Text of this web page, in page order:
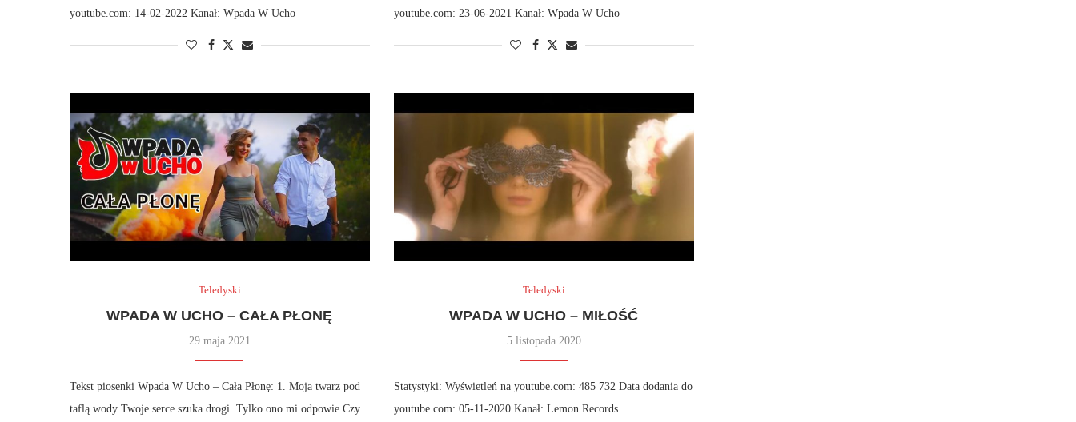
youtube.com: 14-02-2022 Kanał: Wpada W Ucho
youtube.com: 23-06-2021 Kanał: Wpada W Ucho
Teledyski
WPADA W UCHO – CAŁA PŁONĘ
29 maja 2021
Tekst piosenki Wpada W Ucho – Cała Płonę: 1. Moja twarz pod
taflą wody Twoje serce szuka drogi. Tylko ono mi odpowie Czy
Teledyski
WPADA W UCHO – MIŁOŚĆ
5 listopada 2020
Statystyki: Wyświetleń na youtube.com: 485 732 Data dodania do
youtube.com: 05-11-2020 Kanał: Lemon Records